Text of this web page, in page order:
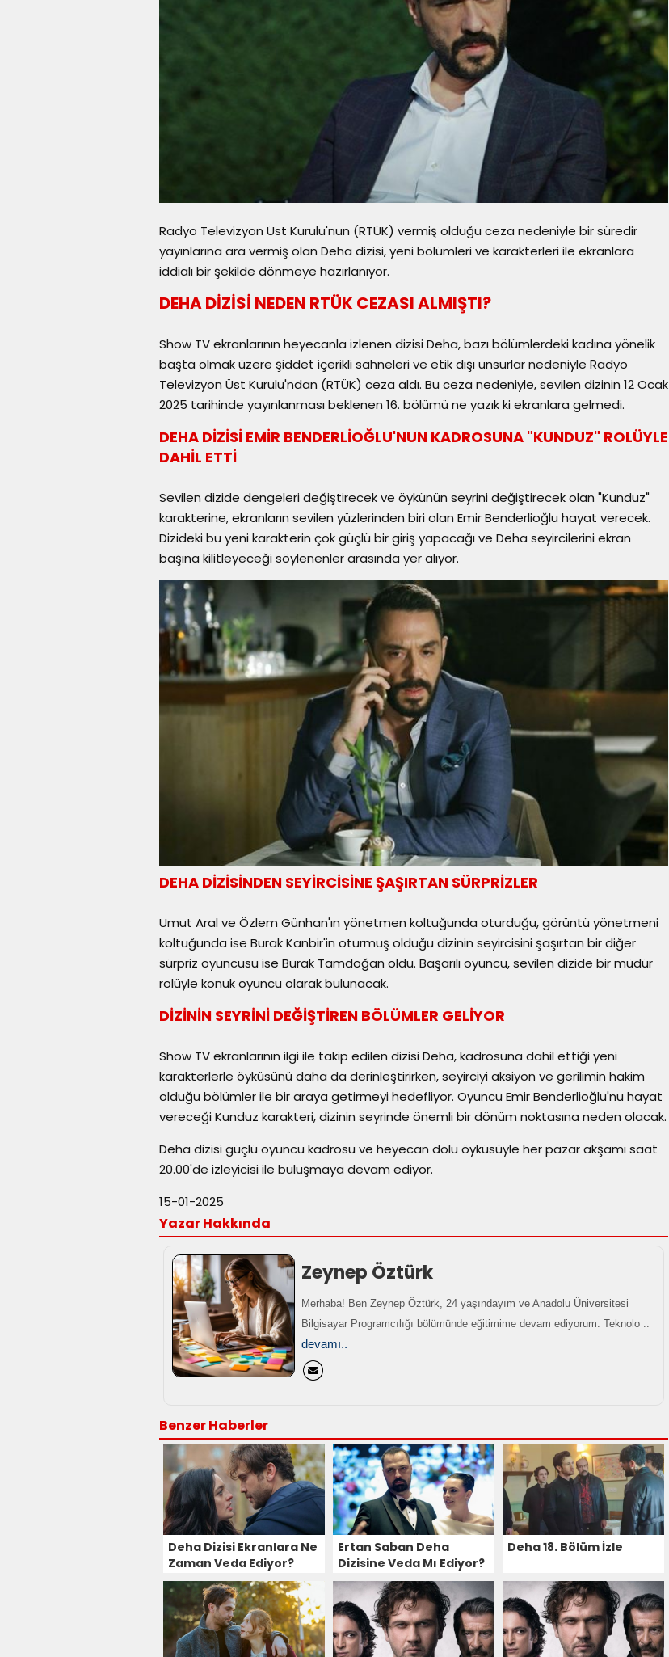
Radyo Televizyon Üst Kurulu'nun (RTÜK) vermiş olduğu ceza nedeniyle bir süredir
yayınlarına ara vermiş olan Deha dizisi, yeni bölümleri ve karakterleri ile ekranlara
iddialı bir şekilde dönmeye hazırlanıyor.
DEHA DİZİSİ NEDEN RTÜK CEZASI ALMIŞTI?
Show TV ekranlarının heyecanla izlenen dizisi Deha, bazı bölümlerdeki kadına yönelik
başta olmak üzere şiddet içerikli sahneleri ve etik dışı unsurlar nedeniyle Radyo
Televizyon Üst Kurulu'ndan (RTÜK) ceza aldı. Bu ceza nedeniyle, sevilen dizinin 12 Ocak
2025 tarihinde yayınlanması beklenen 16. bölümü ne yazık ki ekranlara gelmedi.
DEHA DİZİSİ EMİR BENDERLİOĞLU'NUN KADROSUNA "KUNDUZ" ROLÜYLE
DAHİL ETTİ
Sevilen dizide dengeleri değiştirecek ve öykünün seyrini değiştirecek olan "Kunduz"
karakterine, ekranların sevilen yüzlerinden biri olan Emir Benderlioğlu hayat verecek.
Dizideki bu yeni karakterin çok güçlü bir giriş yapacağı ve Deha seyircilerini ekran
başına kilitleyeceği söylenenler arasında yer alıyor.
DEHA DİZİSİNDEN SEYİRCİSİNE ŞAŞIRTAN SÜRPRİZLER
Umut Aral ve Özlem Günhan'ın yönetmen koltuğunda oturduğu, görüntü yönetmeni
koltuğunda ise Burak Kanbir'in oturmuş olduğu dizinin seyircisini şaşırtan bir diğer
sürpriz oyuncusu ise Burak Tamdoğan oldu. Başarılı oyuncu, sevilen dizide bir müdür
rolüyle konuk oyuncu olarak bulunacak.
DİZİNİN SEYRİNİ DEĞİŞTİREN BÖLÜMLER GELİYOR
Show TV ekranlarının ilgi ile takip edilen dizisi Deha, kadrosuna dahil ettiği yeni
karakterlerle öyküsünü daha da derinleştirirken, seyirciyi aksiyon ve gerilimin hakim
olduğu bölümler ile bir araya getirmeyi hedefliyor. Oyuncu Emir Benderlioğlu'nu hayat
vereceği Kunduz karakteri, dizinin seyrinde önemli bir dönüm noktasına neden olacak.
Deha dizisi güçlü oyuncu kadrosu ve heyecan dolu öyküsüyle her pazar akşamı saat
20.00'de izleyicisi ile buluşmaya devam ediyor.
15-01-2025
Yazar Hakkında
Zeynep Öztürk
Merhaba! Ben Zeynep Öztürk, 24 yaşındayım ve Anadolu Üniversitesi
Bilgisayar Programcılığı bölümünde eğitimime devam ediyorum. Teknolo ..
devamı..
Benzer Haberler
Deha Dizisi Ekranlara Ne
Zaman Veda Ediyor?
Ertan Saban Deha
Dizisine Veda Mı Ediyor?
Deha 18. Bölüm İzle